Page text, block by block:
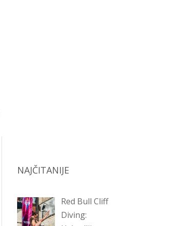
NAJČITANIJE
Red Bull Cliff
Diving: